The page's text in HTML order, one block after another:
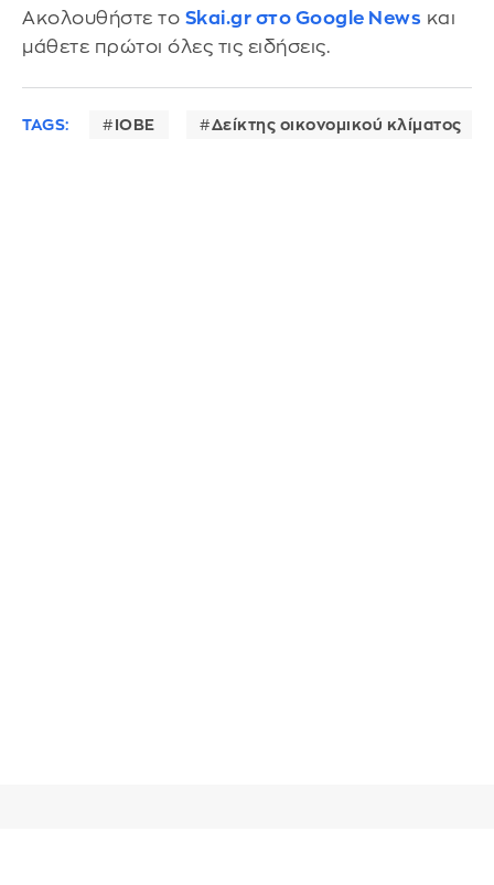
Ακολουθήστε το Skai.gr στο Google News και
μάθετε πρώτοι όλες τις ειδήσεις.
TAGS: ΙΟΒΕ Δείκτης οικονομικού κλίματος